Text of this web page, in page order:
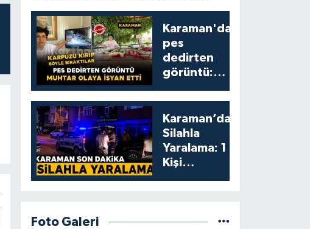
Karaman'da
pes
dedirten
görüntü:
yumruklayıp
yediler,
artıklarını
kamelyada
bıraktılar
Karaman’da
Silahla
Yaralama: 1
Kişi
Foto Galeri